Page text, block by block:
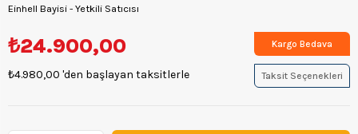
Einhell Bayisi - Yetkili Satıcısı
₺24.900,00
₺4.980,00 'den başlayan taksitlerle
Kargo Bedava
Taksit Seçenekleri